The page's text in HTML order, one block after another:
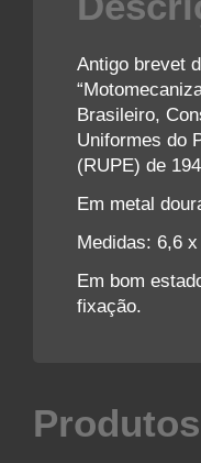
Antigo brevet
Brasileiro,
Uniformes do
(RUPE) de
Em metal
Medidas: 6,6
Em bom
fixação.